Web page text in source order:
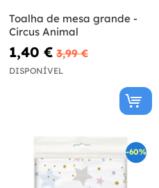
Toalha de mesa grande -
Circus Animal
1,40 € 3,99 €
DISPONÍVEL
-60%